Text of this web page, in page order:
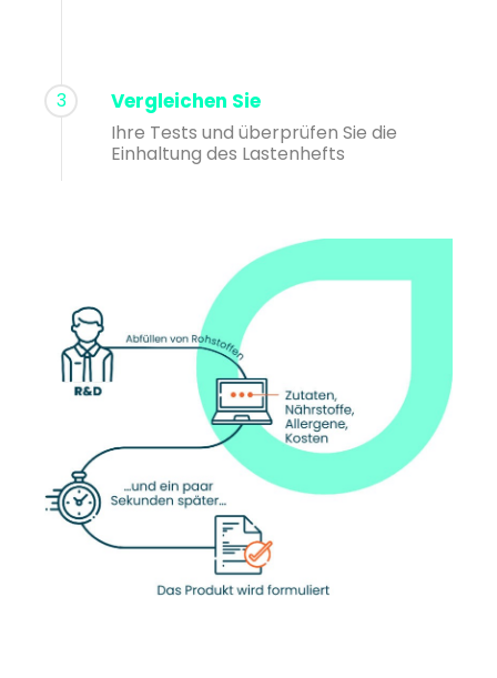
3 Vergleichen Sie
Ihre Tests und überprüfen Sie die
Einhaltung des Lastenhefts